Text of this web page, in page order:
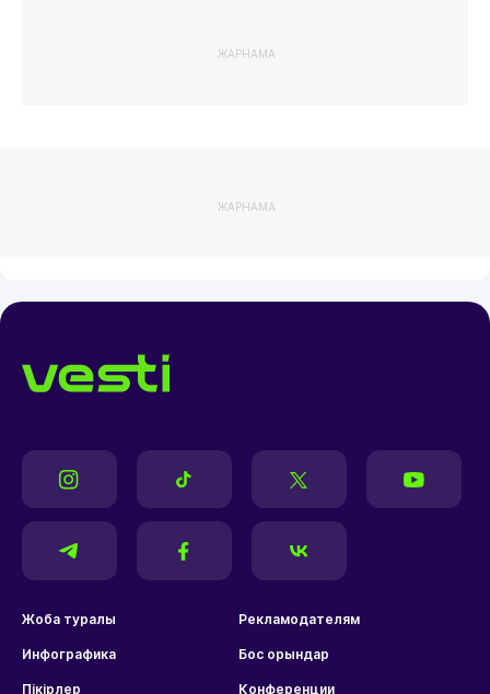
ЖАРНАМА
ЖАРНАМА
Жоба туралы Рекламодателям
Инфографика Бос орындар
Пікірлер Конференции